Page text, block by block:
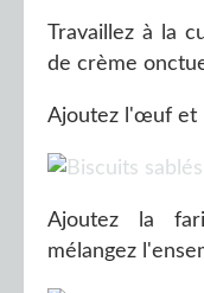
Travaillez à la
de crème
Ajoutez l'œuf et
Ajoutez la
mélangez